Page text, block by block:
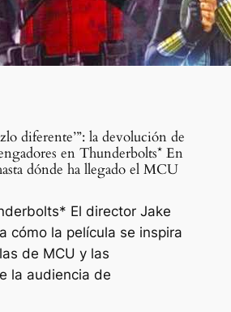
diferente’”: la devolución de
en Thunderbolts* En
dónde ha llegado el MCU
El director Jake
cómo la película se inspira
de MCU y las
la audiencia de